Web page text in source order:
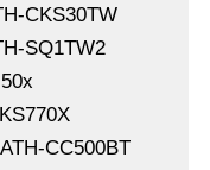
CKS30TW
SQ1TW2
CC500BT